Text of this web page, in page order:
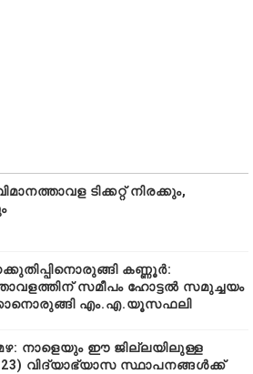
ടിക്കറ്റ് നിരക്കും,
കണ്ണൂർ:
സമീപം ഹോട്ടൽ സമുച്ചയം
എം.എ.യൂസഫലി
നാളെയും ഈ ജില്ലയിലുള്ള
വിദ്യാഭ്യാസ സ്ഥാപനങ്ങൾക്ക്